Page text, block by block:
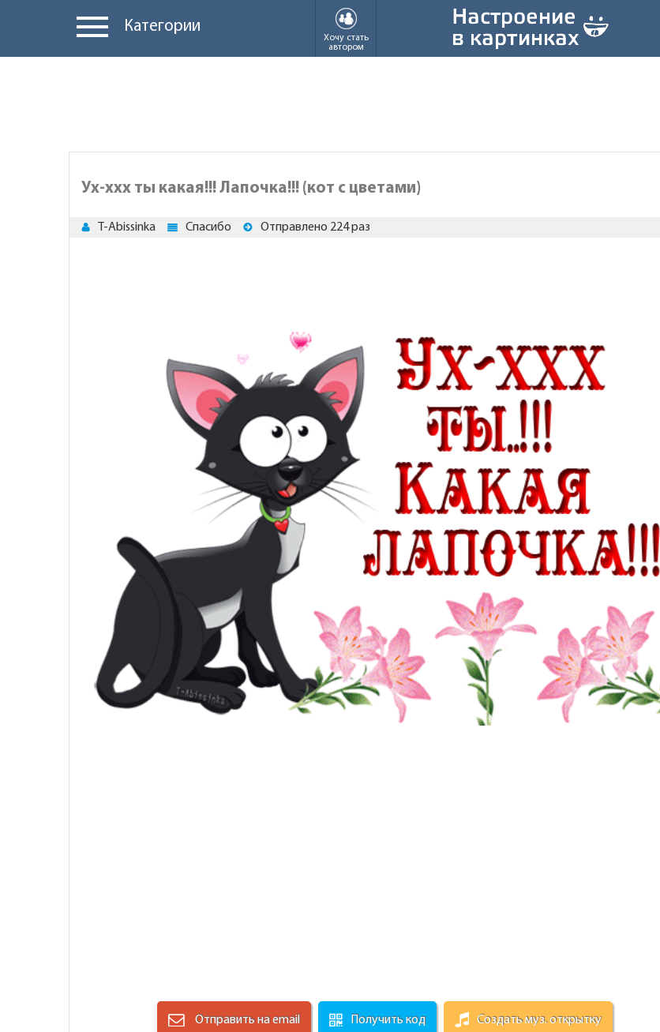
Категории
Хочу стать
автором
Ух-ххх ты какая!!! Лапочка!!! (кот с цветами)
T-Abissinka Спасибо Отправлено 224 раз
Отправить на email Получить код Создать муз. открытку